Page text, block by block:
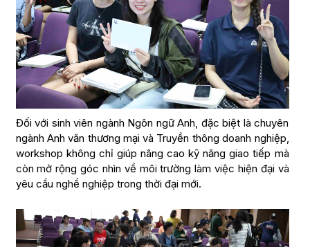
Đối với sinh viên ngành Ngôn ngữ Anh, đặc biệt là chuyên
ngành Anh văn thương mại và Truyền thông doanh nghiệp,
workshop không chỉ giúp nâng cao kỹ năng giao tiếp mà
còn mở rộng góc nhìn về môi trường làm việc hiện đại và
yêu cầu nghề nghiệp trong thời đại mới.